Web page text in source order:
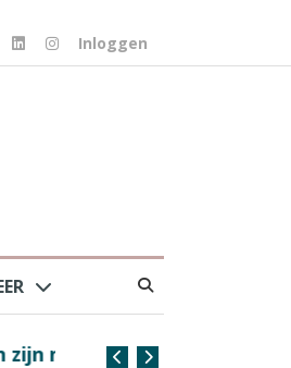
Inloggen
Coffee with the